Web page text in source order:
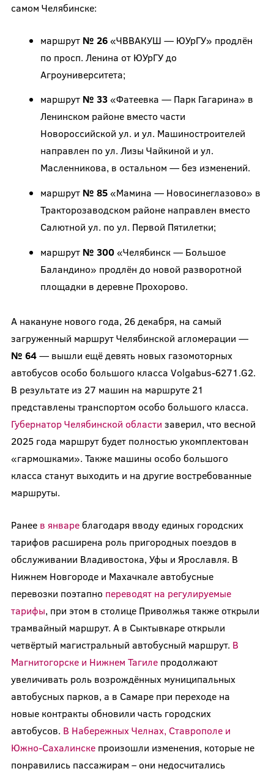
самом Челябинске:
маршрут № 26«ЧВВАКУШ — ЮУрГУ» продлён
по просп. Ленина от ЮУрГУ до
Агроуниверситета;
маршрут № 33«Фатеевка — Парк Гагарина» в
Ленинском районе вместо части
Новороссийской ул. и ул. Машиностроителей
направлен по ул. Лизы Чайкиной и ул.
Масленникова, в остальном — без изменений.
маршрут № 85«Мамина — Новосинеглазово» в
Тракторозаводском районе направлен вместо
Салютной ул. по ул. Первой Пятилетки;
маршрут № 300«Челябинск — Большое
Баландино» продлён до новой разворотной
площадки в деревне Прохорово.
А накануне нового года, 26 декабря, на самый
загруженный маршрут Челябинской агломерации —
№ 64— вышли ещё девять новых газомоторных
автобусов особо большого класса Volgabus-6271.G2.
В результате из 27 машин на маршруте 21
представлены транспортом особо большого класса.
Губернатор Челябинской области заверил, что весной
2025 года маршрут будет полностью укомплектован
«гармошками». Также машины особо большого
класса станут выходить и на другие востребованные
маршруты.
Ранее в январеблагодаря вводу единых городских
тарифов расширена роль пригородных поездов в
обслуживании Владивостока, Уфы и Ярославля. В
Нижнем Новгороде и Махачкале автобусные
перевозки поэтапно переводят на регулируемые
тарифы, при этом в столице Приволжья также открыли
трамвайный маршрут. А в Сыктывкаре открыли
четвёртый магистральный автобусный маршрут. В
Магнитогорске и Нижнем Тагилепродолжают
увеличивать роль возрождённых муниципальных
автобусных парков, а в Самаре при переходе на
новые контракты обновили часть городских
автобусов. В Набережных Челнах, Ставрополе и
Южно-Сахалинскепроизошли изменения, которые не
понравились пассажирам – они недосчитались